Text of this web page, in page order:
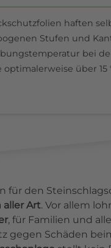
haften
Stufen und
bei
optimalerweise über 15
für den
aller Art. Vor allem
, für Familien und
gegen Schäden